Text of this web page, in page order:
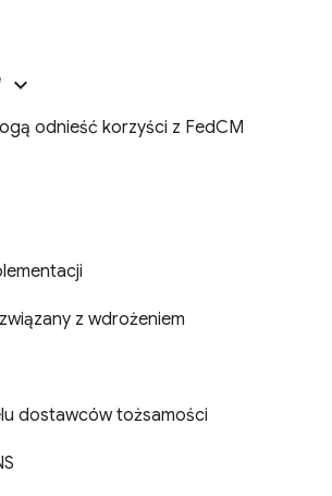
odnieść korzyści z FedCM
z wdrożeniem
dostawców tożsamości